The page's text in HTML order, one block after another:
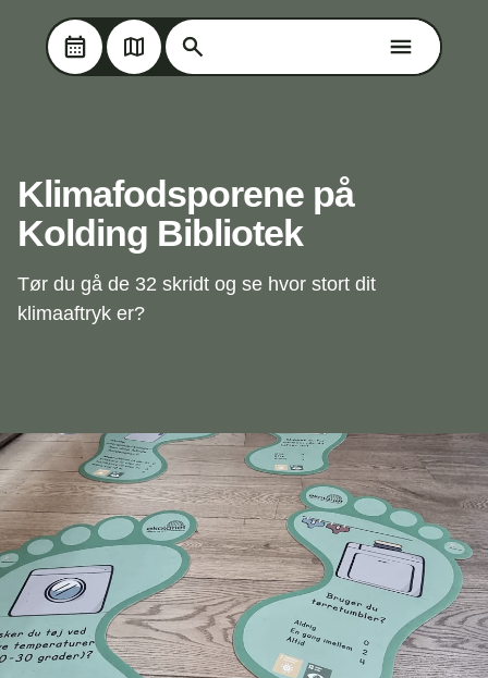
Skip til hovedindholdet
Søg på Oplev Kolding
Søg på Oplev Kolding
Klimafodsporene på
Kolding Bibliotek
Tør du gå de 32 skridt og se hvor stort dit
klimaaftryk er?